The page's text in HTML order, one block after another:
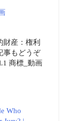
産：権利
事もどうぞ
商標_動画
Who